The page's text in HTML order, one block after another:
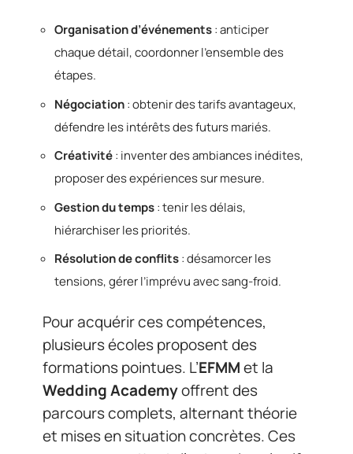
Organisation d’événements: anticiper
chaque détail, coordonner l’ensemble des
étapes.
Négociation: obtenir des tarifs avantageux,
défendre les intérêts des futurs mariés.
Créativité: inventer des ambiances inédites,
proposer des expériences sur mesure.
Gestion du temps: tenir les délais,
hiérarchiser les priorités.
Résolution de conflits: désamorcer les
tensions, gérer l’imprévu avec sang-froid.
Pour acquérir ces compétences,
plusieurs écoles proposent des
formations pointues. L’EFMMet la
Wedding Academyoffrent des
parcours complets, alternant théorie
et mises en situation concrètes. Ces